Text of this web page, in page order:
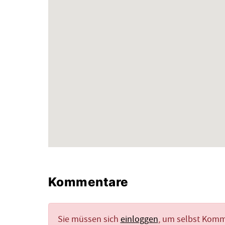
Kommentare
Sie müssen sich einloggen, um selbst